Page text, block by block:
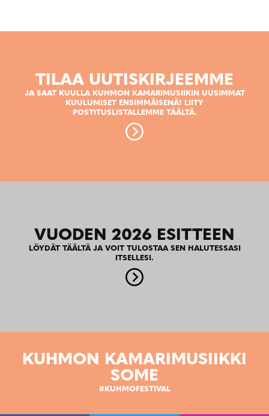
TILAA UUTISKIRJEEMME
JA SAAT KUULLA KUHMON KAMARIMUSIIKIN UUSIMMAT
KUULUMISET ENSIMMÄISENÄ! LIITY
POSTITUSLISTALLEMME TÄÄLTÄ.
VUODEN 2026 ESITTEEN
LÖYDÄT TÄÄLTÄ JA VOIT TULOSTAA SEN HALUTESSASI
ITSELLESI.
KUHMON KAMARIMUSIIKKI
SOME
#KUHMOFESTIVAL